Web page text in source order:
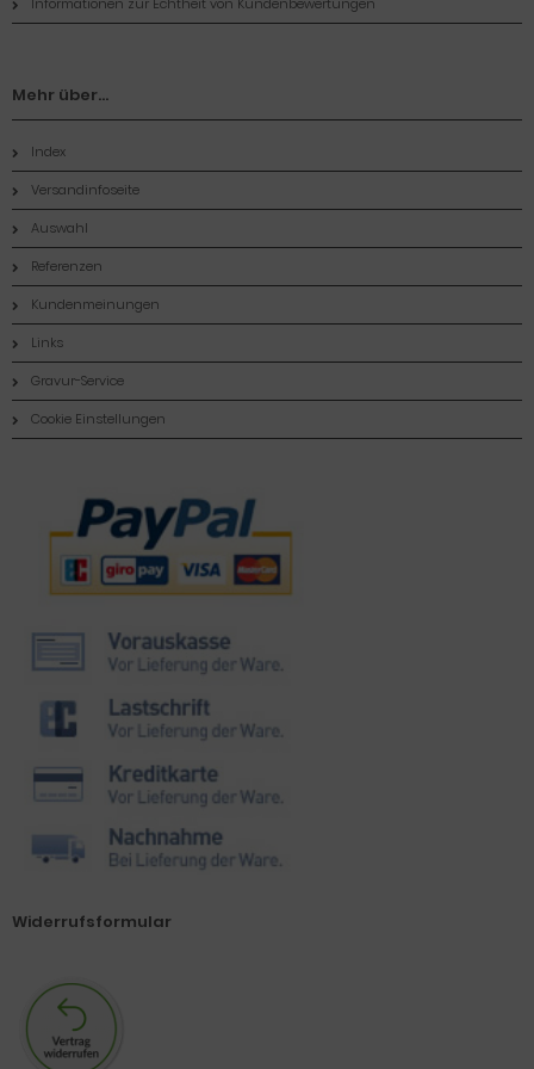
Mehr über...
Index
Versandinfoseite
Auswahl
Referenzen
Kundenmeinungen
Links
Gravur-Service
Cookie Einstellungen
Zahlungsmethoden
Widerrufsformular